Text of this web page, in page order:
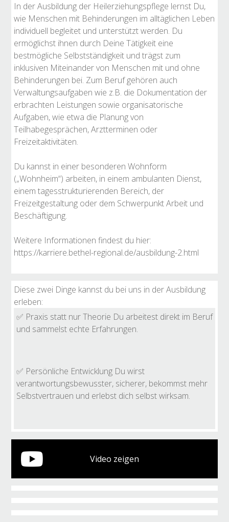
In der Ausbildung der Heilerziehungspflege lernst Du,
wie Menschen mit Behinderungen im alltäglichen Leben
individuell begleitet und unterstützt werden. Du
ermöglichst ihnen durch Deine Tätigkeit eine
bestmögliche Selbstständigkeit und trägst zum
inklusiven Miteinander von Menschen mit und ohne
Behinderungen bei. Zum Beruf gehören auch
Verwaltungsaufgaben wie z.B. die Dokumentation der
erbrachten Leistungen sowie organisatorische
Aufgaben, wie etwa die Planung von
Teilhabegesprächen, Arztterminen oder
Freizeitaktivitäten.
Du kannst in einer besonderen Wohnform
(„Wohnheim“) arbeiten, in einem ambulanten Dienst,
einem tagesstrukturierenden Bereich, der
Freizeitgestaltung oder dem Schwerpunkt Arbeit und
Beschäftigung.
Weitere Informationen findest du hier:
https://karriere.bethel-regional.de/ausbildung-2.html
Diese zwei Dinge kannst du bei uns in der Ausbildung
erleben:
✅ Praxis statt nur Theorie Du arbeitest direkt im Beruf
und sammelst echte Erfahrungen.
✅ Persönliche Entwicklung Du wirst
verantwortungsbewusster, sicherer, bekommst mehr
Selbstvertrauen und erlebst dich selbst wirksam.
Video zeigen